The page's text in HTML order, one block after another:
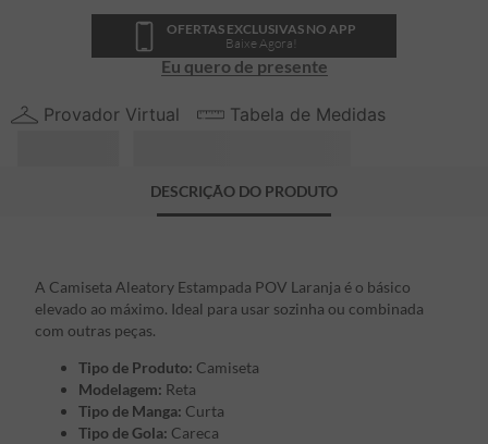
OFERTAS EXCLUSIVAS NO APP
Baixe Agora!
Eu quero de presente
Provador Virtual Tabela de Medidas
DESCRIÇÃO DO PRODUTO
A Camiseta Aleatory Estampada POV Laranja é o básico
elevado ao máximo. Ideal para usar sozinha ou combinada
com outras peças.
Tipo de Produto: Camiseta
Modelagem: Reta
Tipo de Manga: Curta
Tipo de Gola: Careca